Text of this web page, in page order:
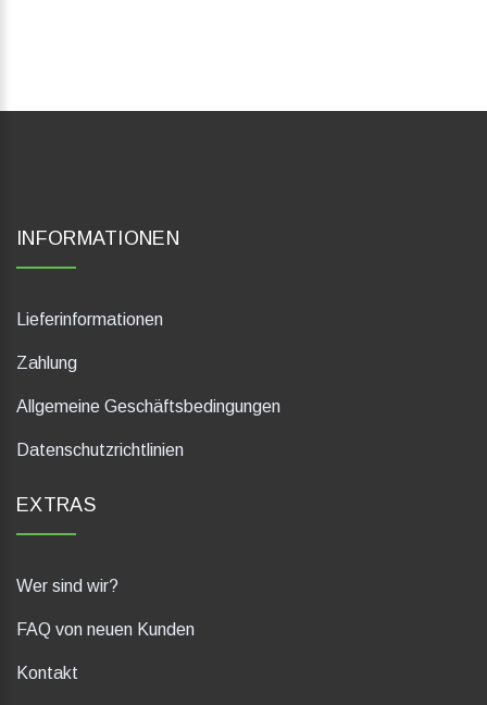
INFORMATIONEN
Lieferinformationen
Zahlung
Allgemeine Geschäftsbedingungen
Datenschutzrichtlinien
EXTRAS
Wer sind wir?
FAQ von neuen Kunden
Kontakt